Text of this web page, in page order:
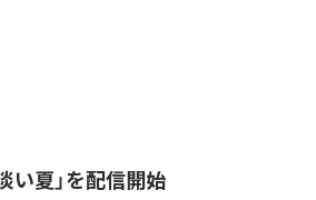
い夏」を配信開始